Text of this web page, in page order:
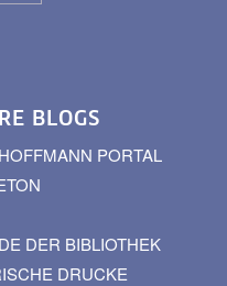
BLOGS
PORTAL
DER BIBLIOTHEK
DRUCKE